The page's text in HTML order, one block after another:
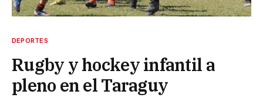
DEPORTES
Rugby y hockey infantil a
pleno en el Taraguy